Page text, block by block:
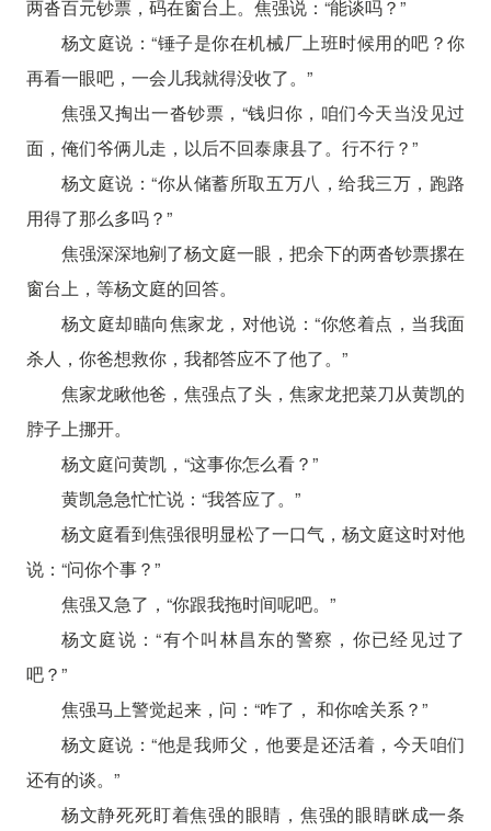
两沓百元钞票，码在窗台上。焦强说：“能谈吗？”
杨文庭说：“锤子是你在机械厂上班时候用的吧？你
再看一眼吧，一会儿我就得没收了。”
焦强又掏出一沓钞票，“钱归你，咱们今天当没见过
面，俺们爷俩儿走，以后不回泰康县了。行不行？”
杨文庭说：“你从储蓄所取五万八，给我三万，跑路
用得了那么多吗？”
焦强深深地剜了杨文庭一眼，把余下的两沓钞票摞在
窗台上，等杨文庭的回答。
杨文庭却瞄向焦家龙，对他说：“你悠着点，当我面
杀人，你爸想救你，我都答应不了他了。”
焦家龙瞅他爸，焦强点了头，焦家龙把菜刀从黄凯的
脖子上挪开。
杨文庭问黄凯，“这事你怎么看？”
黄凯急急忙忙说：“我答应了。”
杨文庭看到焦强很明显松了一口气，杨文庭这时对他
说：“问你个事？”
焦强又急了，“你跟我拖时间呢吧。”
杨文庭说：“有个叫林昌东的警察，你已经见过了
吧？”
焦强马上警觉起来，问：“咋了， 和你啥关系？”
杨文庭说：“他是我师父，他要是还活着，今天咱们
还有的谈。”
杨文静死死盯着焦强的眼睛，焦强的眼睛眯成一条